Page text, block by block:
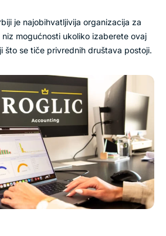
je najobihvatljivija organizacija za
mogućnosti ukoliko izaberete ovaj
što se tiče privrednih društava postoji.